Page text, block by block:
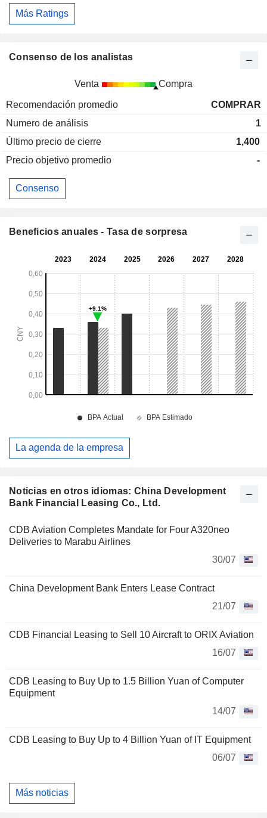
Noticias en otros idiomas: China Development
Bank Financial Leasing Co., Ltd.
CDB Aviation Completes Mandate for Four A320neo
Deliveries to Marabu Airlines
30/07
China Development Bank Enters Lease Contract
21/07
CDB Financial Leasing to Sell 10 Aircraft to ORIX Aviation
16/07
CDB Leasing to Buy Up to 1.5 Billion Yuan of Computer
Equipment
14/07
CDB Leasing to Buy Up to 4 Billion Yuan of IT Equipment
06/07
Más noticias
Más Ratings
Consenso de los analistas
Venta Compra
Recomendación promedio
COMPRAR
Numero de análisis
1
Último precio de cierre
1,400
Precio objetivo promedio
-
Consenso
Beneficios anuales - Tasa de sorpresa
La agenda de la empresa